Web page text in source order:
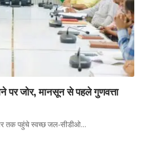
जोर, मानसून से पहले गुणवत्ता
तक पहुंचे स्वच्छ जल-सीडीओ…